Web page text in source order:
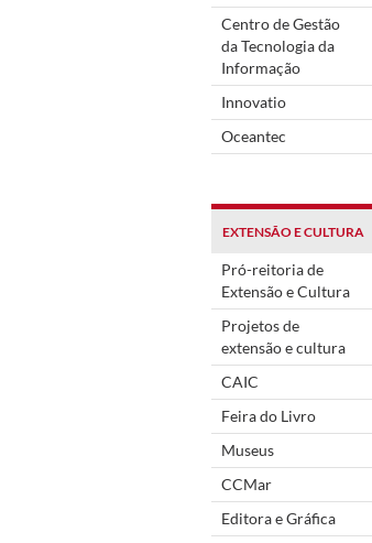
Centro de Gestão
da Tecnologia da
Informação
Innovatio
Oceantec
EXTENSÃO E CULTURA
Pró-reitoria de
Extensão e Cultura
Projetos de
extensão e cultura
CAIC
Feira do Livro
Museus
CCMar
Editora e Gráfica